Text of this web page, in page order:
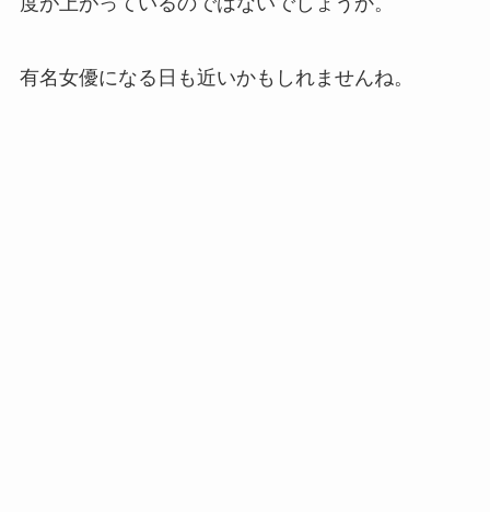
有名女優になる日も近いかもしれませんね。